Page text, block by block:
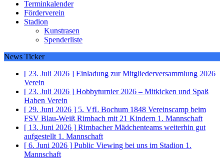
Terminkalender
Förderverein
Stadion
Kunstrasen
Spenderliste
News Ticker
[ 23. Juli 2026 ] Einladung zur Mitgliederversammlung 2026
Verein
[ 23. Juli 2026 ] Hobbyturnier 2026 – Mitkicken und Spaß
Haben Verein
[ 29. Juni 2026 ] 5. VfL Bochum 1848 Vereinscamp beim
FSV Blau-Weiß Rimbach mit 21 Kindern 1. Mannschaft
[ 13. Juni 2026 ] Rimbacher Mädchenteams weiterhin gut
aufgestellt 1. Mannschaft
[ 6. Juni 2026 ] Public Viewing bei uns im Stadion 1.
Mannschaft